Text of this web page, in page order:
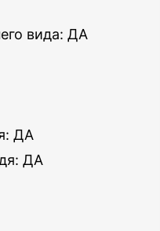
вида: ДА
ДА
ДА